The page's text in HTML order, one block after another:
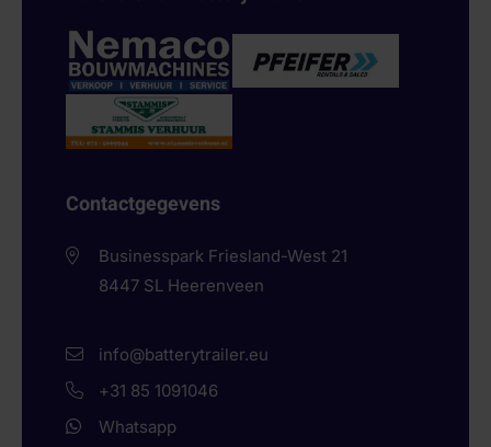
Contactgegevens
Businesspark Friesland-West 21
8447 SL Heerenveen
info@batterytrailer.eu
+31 85 1091046
Whatsapp